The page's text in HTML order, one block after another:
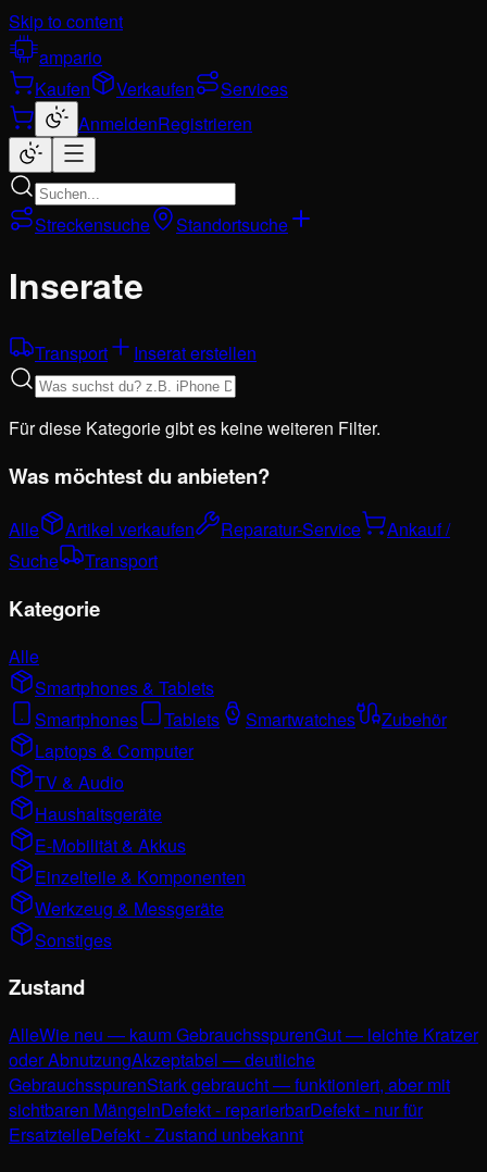
Skip to content
ampario
Kaufen
Verkaufen
Services
AnmeldenRegistrieren
Streckensuche Standortsuche
Inserate
Transport Inserat erstellen
Für diese Kategorie gibt es keine weiteren Filter.
Was möchtest du anbieten?
Alle Artikel verkaufen Reparatur-Service
Ankauf /
Suche
Transport
Kategorie
Alle
Smartphones & Tablets
Smartphones
Tablets Smartwatches
Zubehör
Laptops & Computer
TV & Audio
Haushaltsgeräte
E-Mobilität & Akkus
Einzelteile & Komponenten
Werkzeug & Messgeräte
Sonstiges
Zustand
AlleWie neu — kaum GebrauchsspurenGut — leichte Kratzer
oder AbnutzungAkzeptabel — deutliche
GebrauchsspurenStark gebraucht — funktioniert, aber mit
sichtbaren MängelnDefekt - reparierbarDefekt - nur für
ErsatzteileDefekt - Zustand unbekannt